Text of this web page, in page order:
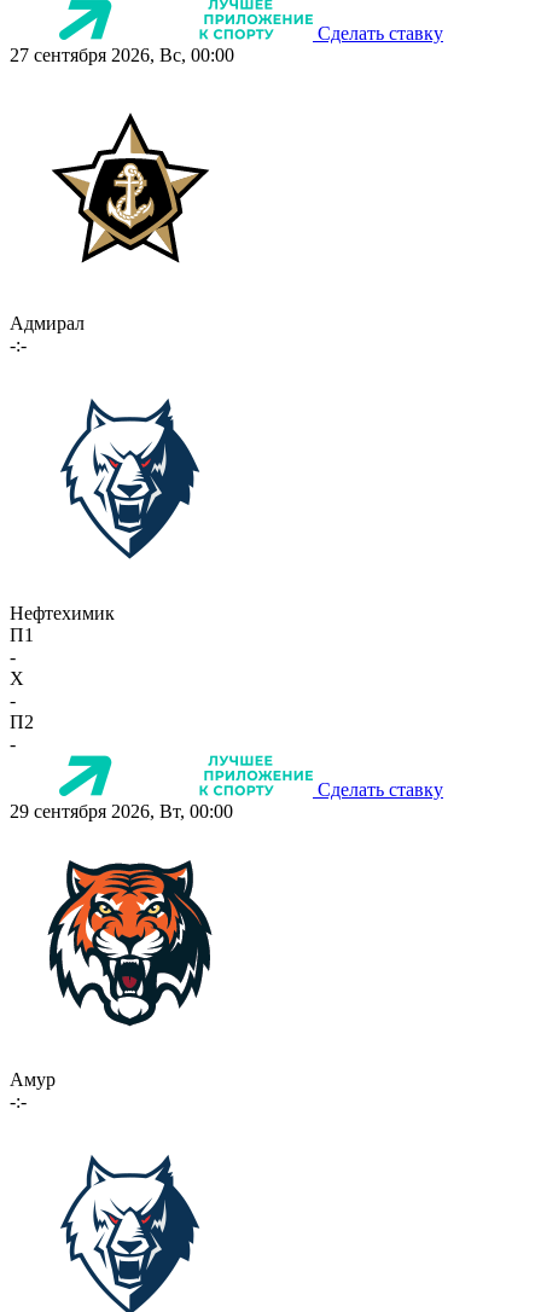
Сделать ставку
27 сентября 2026, Вс, 00:00
Адмирал
-:-
Нефтехимик
П1
-
X
-
П2
-
Сделать ставку
29 сентября 2026, Вт, 00:00
Амур
-:-